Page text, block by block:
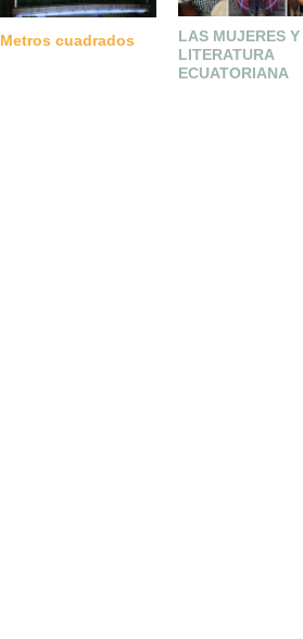
Metros cuadrados
LAS MUJERES
LITERATURA
ECUATORIANA